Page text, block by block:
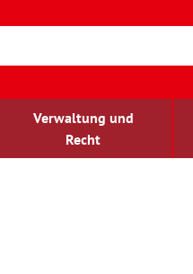
Verwaltung und
Recht